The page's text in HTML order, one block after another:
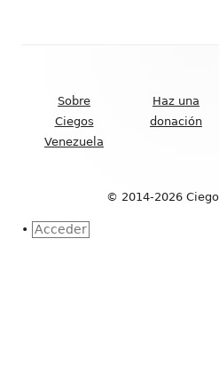
Footer
Sobre
Ciegos
Venezuela
Haz una
donación
© 2014-2026
• Acceder